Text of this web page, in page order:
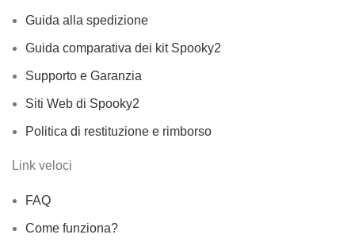
Guida alla spedizione
Guida comparativa dei kit Spooky2
Supporto e Garanzia
Siti Web di Spooky2
Politica di restituzione e rimborso
Link veloci
FAQ
Come funziona?